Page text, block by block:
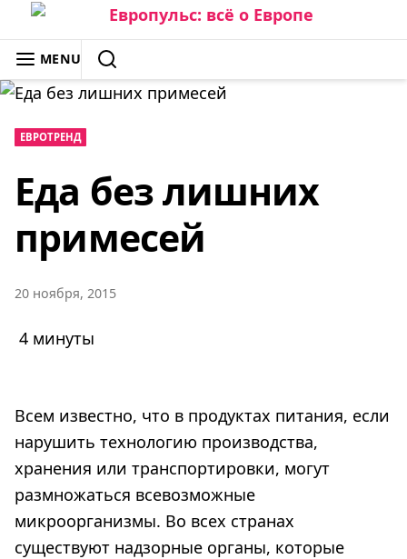
Skip
to
content
ЕВРОПУЛЬС: ВСЁ О ЕВРОПЕ
MENU
SEARCH
ЕВРОТРЕНД
Еда без лишних
примесей
20 ноября, 2015
4 минуты
Всем известно, что в продуктах питания, если
нарушить технологию производства,
хранения или транспортировки, могут
размножаться всевозможные
микроорганизмы. Во всех странах
существуют надзорные органы, которые